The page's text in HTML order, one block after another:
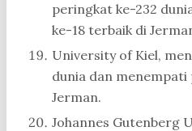
peringkat ke-232
ke-18 terbaik di
University of Kiel,
dunia dan
Jerman.
Johannes Gutenberg